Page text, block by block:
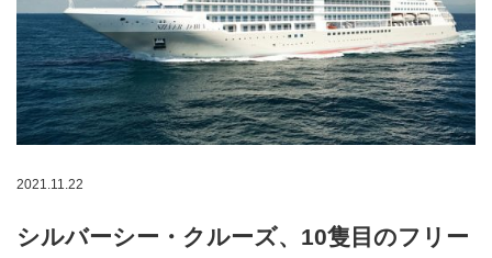
2021.11.22
シルバーシー・クルーズ、10隻目のフリー